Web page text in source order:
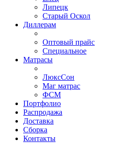
Липецк
Старый Оскол
Диллерам
Оптовый прайс
Специальное
Матрасы
ЛюксСон
Маг матрас
ФСМ
Портфолио
Распродажа
Доставка
Сборка
Контакты